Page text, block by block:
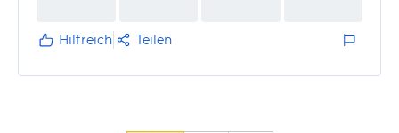
Restaurants,…
Hilfreich Teilen